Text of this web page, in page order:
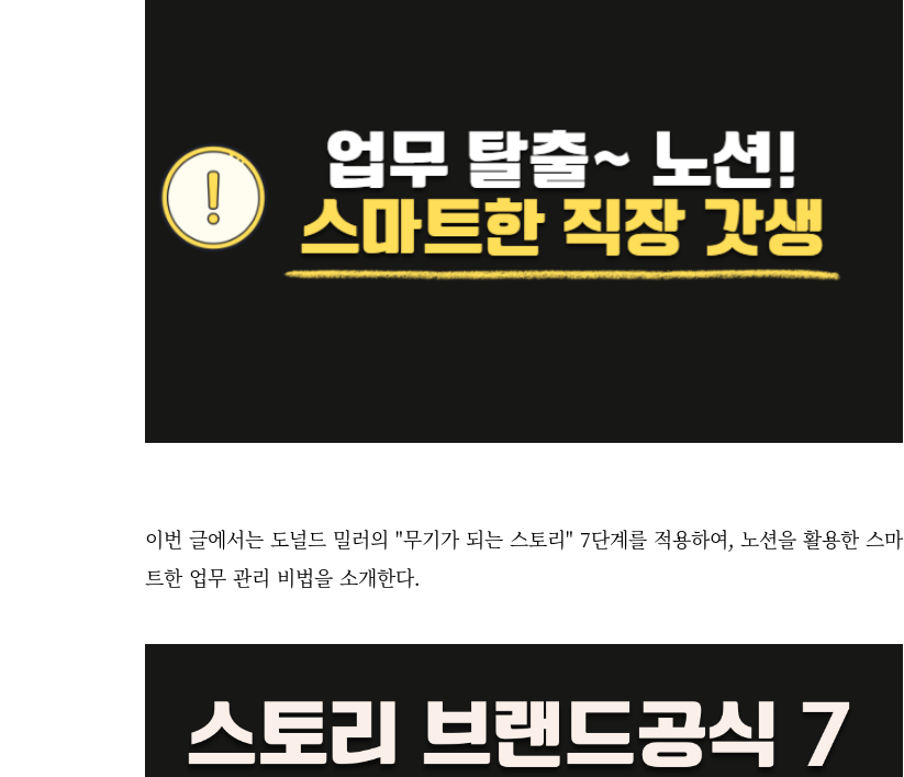
이번 글에서는 도널드 밀러의 "무기가 되는 스토리" 7단계를 적용하여, 노션을 활용한 스마
트한 업무 관리 비법을 소개한다.